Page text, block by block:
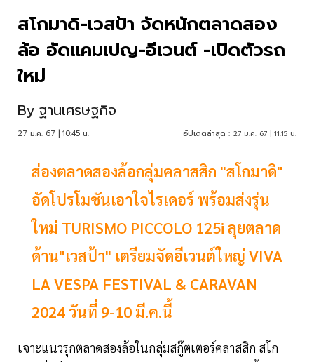
สโกมาดิ-เวสป้า จัดหนักตลาดสอง
ล้อ อัดแคมเปญ-อีเวนต์ -เปิดตัวรถ
ใหม่
By ฐานเศรษฐกิจ
27 ม.ค. 67 | 10:45 น. อัปเดตล่าสุด : 27 ม.ค. 67 | 11:15 น.
ส่องตลาดสองล้อกลุ่มคลาสสิก "สโกมาดิ"
อัดโปรโมชันเอาใจไรเดอร์ พร้อมส่งรุ่น
ใหม่ TURISMO PICCOLO 125i ลุยตลาด
ด้าน"เวสป้า" เตรียมจัดอีเวนต์ใหญ่ VIVA
LA VESPA FESTIVAL & CARAVAN
2024 วันที่ 9-10 มี.ค.นี้
เจาะแนวรุกตลาดสองล้อในกลุ่มสกู๊ตเตอร์คลาสสิก สโก